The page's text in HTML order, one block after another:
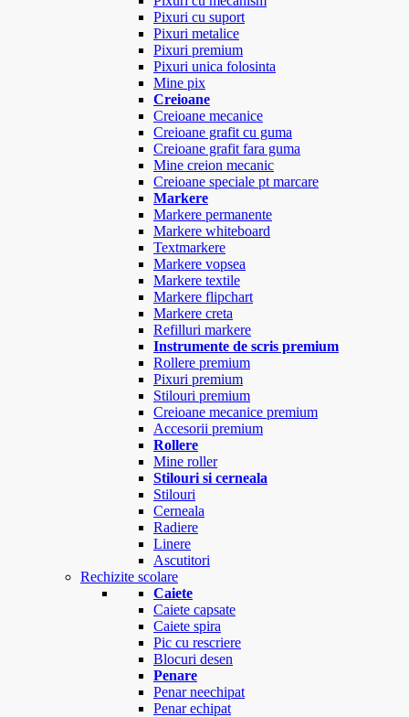
Pixuri cu suport
Pixuri metalice
Pixuri premium
Pixuri unica folosinta
Mine pix
Creioane
Creioane mecanice
Creioane grafit cu guma
Creioane grafit fara guma
Mine creion mecanic
Creioane speciale pt marcare
Markere
Markere permanente
Markere whiteboard
Textmarkere
Markere vopsea
Markere textile
Markere flipchart
Markere creta
Refilluri markere
Instrumente de scris premium
Rollere premium
Pixuri premium
Stilouri premium
Creioane mecanice premium
Accesorii premium
Rollere
Mine roller
Stilouri si cerneala
Stilouri
Cerneala
Radiere
Linere
Ascutitori
Rechizite scolare
Caiete
Caiete capsate
Caiete spira
Pic cu rescriere
Blocuri desen
Penare
Penar neechipat
Penar echipat